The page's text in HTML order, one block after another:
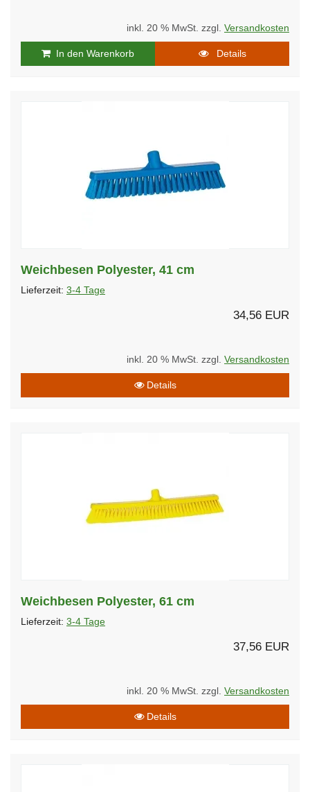
inkl. 20 % MwSt. zzgl. Versandkosten
In den Warenkorb Details
Weichbesen Polyester, 41 cm
Lieferzeit: 3-4 Tage
34,56 EUR
inkl. 20 % MwSt. zzgl. Versandkosten
Details
Weichbesen Polyester, 61 cm
Lieferzeit: 3-4 Tage
37,56 EUR
inkl. 20 % MwSt. zzgl. Versandkosten
Details